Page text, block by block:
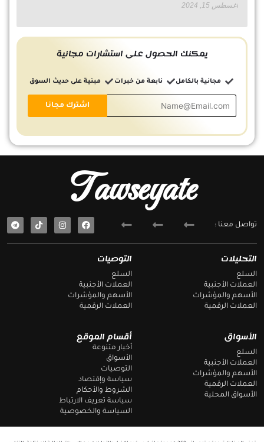
أغسطس 15, 2024
يمكنك الحصول على استشارات مجانية
مجانية بالكامل نابعة من خبرات مبنية على حديث السوق
أقسام الموقع
أخبار متنوعة
الأسواق
التوصيات
سياسة وإقتصاد
الشروط والأحكام
سياسة تعريف الارتباط
السياسة والخصوصية
الأسواق
السلع
العملات الأجنبية
الأسهم والمؤشرات
العملات الرقمية
الأسواق المحلية
التوصيات
السلع
العملات الأجنبية
الأسهم والمؤشرات
العملات الرقمية
التحليلات
السلع
العملات الأجنبية
الأسهم والمؤشرات
العملات الرقمية
Tawseyate
تواصل معنا :
F
a
e
T
e
e